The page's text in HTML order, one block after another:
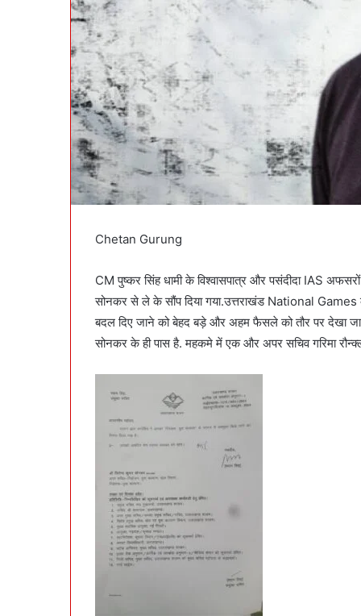
Chetan Gurung
CM पुष्कर सिंह धामी के विश्वासपात्र और पसंदीदा IAS
सोनकर से ले के सौंप दिया गया.उत्तराखंड National
बदल दिए जाने को बेहद बड़े और अहम फैसले को तौर पर
सोनकर के ही पास है. महकमे में एक और अपर सचिव गरिमा